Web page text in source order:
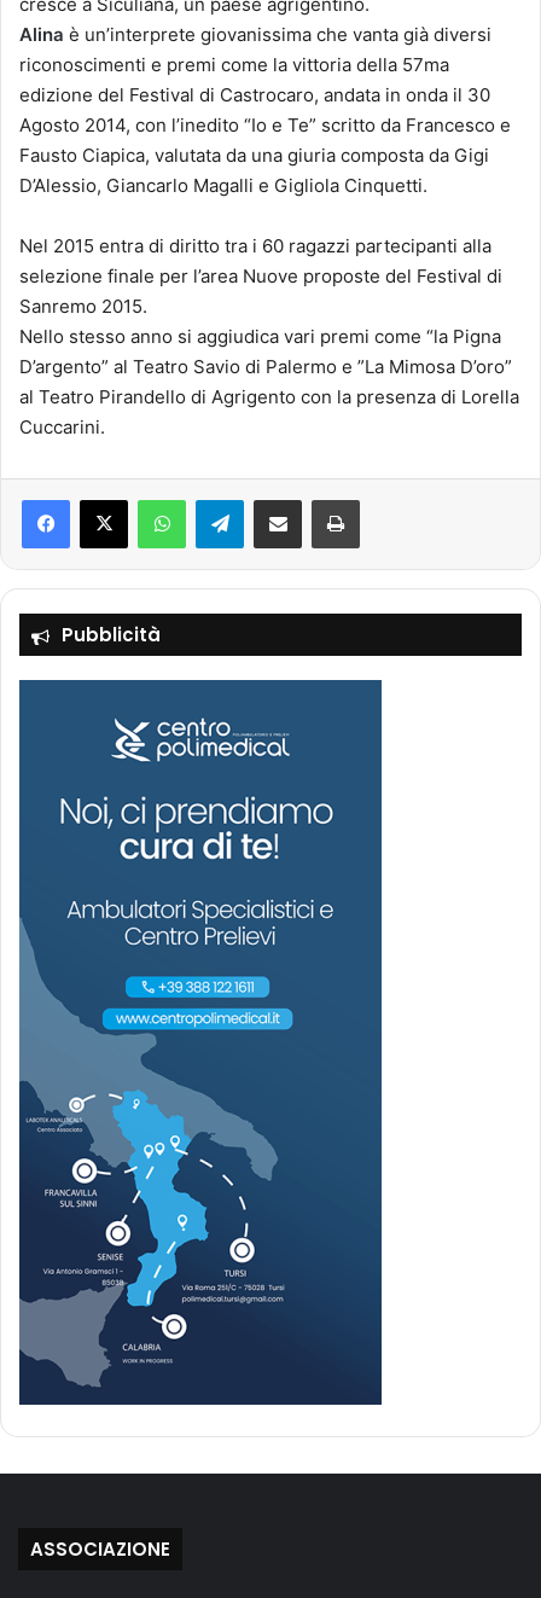
Alina è un’interprete giovanissima che vanta già diversi
riconoscimenti e premi come la vittoria della 57ma
edizione del Festival di Castrocaro, andata in onda il 30
Agosto 2014, con l’inedito “Io e Te” scritto da Francesco e
Fausto Ciapica, valutata da una giuria composta da Gigi
D’Alessio, Giancarlo Magalli e Gigliola Cinquetti.
Nel 2015 entra di diritto tra i 60 ragazzi partecipanti alla
selezione finale per l’area Nuove proposte del Festival di
Sanremo 2015.
Nello stesso anno si aggiudica vari premi come “la Pigna
D’argento” al Teatro Savio di Palermo e ”La Mimosa D’oro”
al Teatro Pirandello di Agrigento con la presenza di Lorella
Cuccarini.
Telegram
Pubblicità
ASSOCIAZIONE